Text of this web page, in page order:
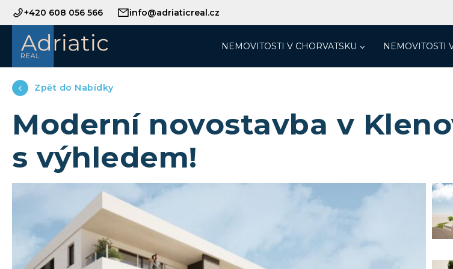
+420 608 056 566 info@adriaticreal.cz
NEMOVITOSTI V CHORVATSKU NEMOVITOSTI
Zpět do Nabídky
Moderní novostavba v
s výhledem!